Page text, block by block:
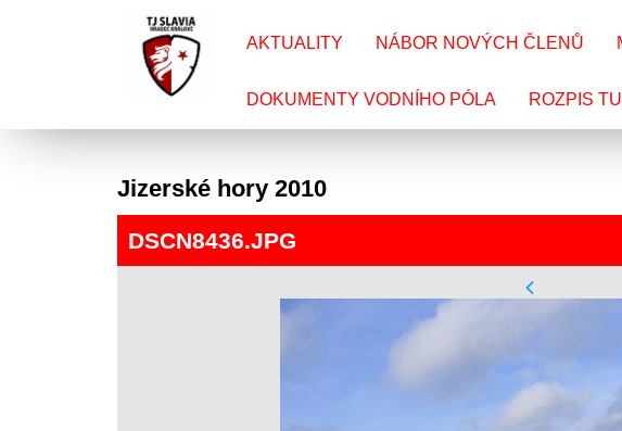
AKTUALITY NÁBOR NOVÝCH ČLENŮ
DOKUMENTY VODNÍHO PÓLA ROZPIS
Jizerské hory 2010
DSCN8436.JPG